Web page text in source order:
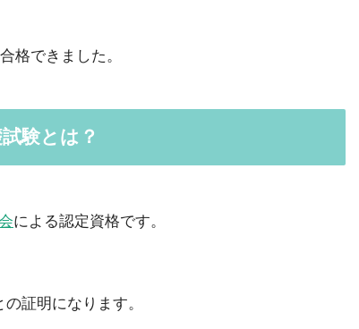
格できました。
験とは？
による認定資格です。
証明になります。